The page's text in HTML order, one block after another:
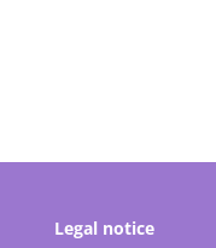
Legal notice